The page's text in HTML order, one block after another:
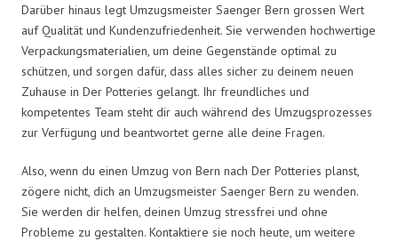
Darüber hinaus legt Umzugsmeister Saenger Bern grossen Wert
auf Qualität und Kundenzufriedenheit. Sie verwenden hochwertige
Verpackungsmaterialien, um deine Gegenstände optimal zu
schützen, und sorgen dafür, dass alles sicher zu deinem neuen
Zuhause in Der Potteries gelangt. Ihr freundliches und
kompetentes Team steht dir auch während des Umzugsprozesses
zur Verfügung und beantwortet gerne alle deine Fragen.
Also, wenn du einen Umzug von Bern nach Der Potteries planst,
zögere nicht, dich an Umzugsmeister Saenger Bern zu wenden.
Sie werden dir helfen, deinen Umzug stressfrei und ohne
Probleme zu gestalten. Kontaktiere sie noch heute, um weitere